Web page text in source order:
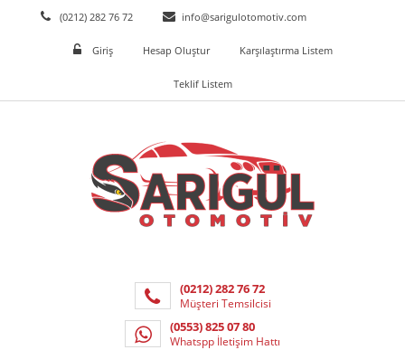
(0212) 282 76 72 info@sarigulotomotiv.com
Giriş Hesap Oluştur Karşılaştırma Listem
Teklif Listem
(0212) 282 76 72
Müşteri Temsilcisi
(0553) 825 07 80
Whatspp İletişim Hattı